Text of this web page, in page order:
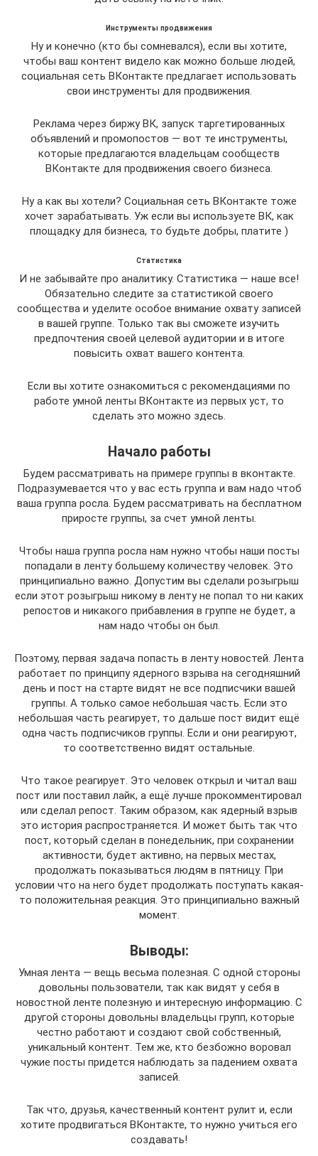
Инструменты продвижения
Ну и конечно (кто бы сомневался), если вы хотите,
чтобы ваш контент видело как можно больше людей,
социальная сеть ВКонтакте предлагает использовать
свои инструменты для продвижения.
Реклама через биржу ВК, запуск таргетированных
объявлений и промопостов — вот те инструменты,
которые предлагаются владельцам сообществ
ВКонтакте для продвижения своего бизнеса.
Ну а как вы хотели? Социальная сеть ВКонтакте тоже
хочет зарабатывать. Уж если вы используете ВК, как
площадку для бизнеса, то будьте добры, платите )
Статистика
И не забывайте про аналитику. Статистика — наше все!
Обязательно следите за статистикой своего
сообщества и уделите особое внимание охвату записей
в вашей группе. Только так вы сможете изучить
предпочтения своей целевой аудитории и в итоге
повысить охват вашего контента.
Если вы хотите ознакомиться с рекомендациями по
работе умной ленты ВКонтакте из первых уст, то
сделать это можно здесь.
Начало работы
Будем рассматривать на примере группы в вконтакте.
Подразумевается что у вас есть группа и вам надо чтоб
ваша группа росла. Будем рассматривать на бесплатном
приросте группы, за счет умной ленты.
Чтобы наша группа росла нам нужно чтобы наши посты
попадали в ленту большему количеству человек. Это
принципиально важно. Допустим вы сделали розыгрыш
если этот розыгрыш никому в ленту не попал то ни каких
репостов и никакого прибавления в группе не будет, а
нам надо чтобы он был.
Поэтому, первая задача попасть в ленту новостей. Лента
работает по принципу ядерного взрыва на сегодняшний
день и пост на старте видят не все подписчики вашей
группы. А только самое небольшая часть. Если это
небольшая часть реагирует, то дальше пост видит ещё
одна часть подписчиков группы. Если и они реагируют,
то соответственно видят остальные.
Что такое реагирует. Это человек открыл и читал ваш
пост или поставил лайк, а ещё лучше прокомментировал
или сделал репост. Таким образом, как ядерный взрыв
это история распространяется. И может быть так что
пост, который сделан в понедельник, при сохранении
активности, будет активно, на первых местах,
продолжать показываться людям в пятницу. При
условии что на него будет продолжать поступать какая-
то положительная реакция. Это принципиально важный
момент.
Выводы:
Умная лента — вещь весьма полезная. С одной стороны
довольны пользователи, так как видят у себя в
новостной ленте полезную и интересную информацию. С
другой стороны довольны владельцы групп, которые
честно работают и создают свой собственный,
уникальный контент. Тем же, кто безбожно воровал
чужие посты придется наблюдать за падением охвата
записей.
Так что, друзья, качественный контент рулит и, если
хотите продвигаться ВКонтакте, то нужно учиться его
создавать!